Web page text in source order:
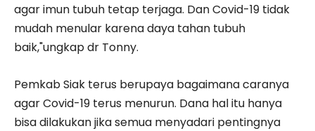
agar imun tubuh tetap terjaga. Dan Covid-19 tidak
mudah menular karena daya tahan tubuh
baik,"ungkap dr Tonny.
Pemkab Siak terus berupaya bagaimana caranya
agar Covid-19 terus menurun. Dana hal itu hanya
bisa dilakukan jika semua menyadari pentingnya